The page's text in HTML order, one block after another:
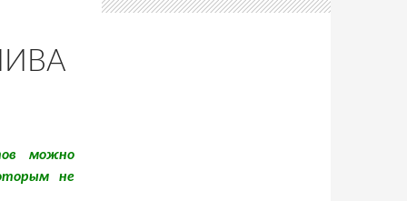
можно
не